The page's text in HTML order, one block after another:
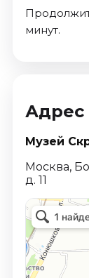
минут.
Адрес
Музей
Москва,
д. 11